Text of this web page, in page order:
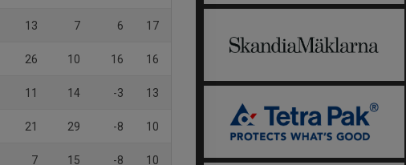
13 7 6 17
26 10 16 16
11 14 -3 13
21 29 -8 10
7 15 -8 10